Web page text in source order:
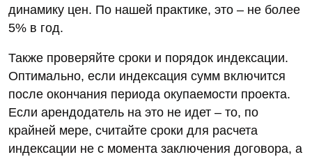
динамику цен. По нашей практике, это – не более
5% в год.
Также проверяйте сроки и порядок индексации.
Оптимально, если индексация сумм включится
после окончания периода окупаемости проекта.
Если арендодатель на это не идет – то, по
крайней мере, считайте сроки для расчета
индексации не с момента заключения договора, а